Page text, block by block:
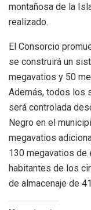
montañosa de la
realizado.
El Consorcio
se construirá un
megavatios y 50
Además, todos los
será controlada
Negro en el
megavatios
130 megavatios de
habitantes de los
de almacenaje de